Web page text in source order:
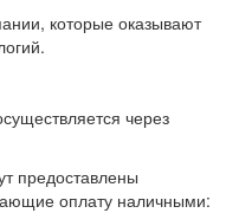
которые оказывают
через
предоставлены
оплату наличными: